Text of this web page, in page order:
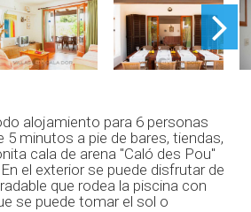
alojamiento para 6 personas
minutos a pie de bares, tiendas,
cala de arena "Caló des Pou"
el exterior se puede disfrutar de
que rodea la piscina con
se puede tomar el sol o